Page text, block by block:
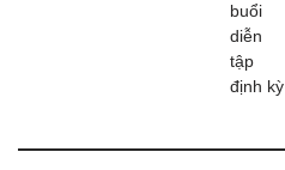
buổi
diễn
tập
định kỳ